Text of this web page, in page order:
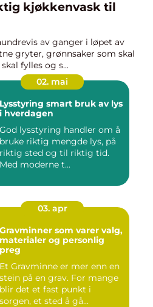
kjøkkenvask til
av ganger i løpet av
gryter, grønnsaker som skal
fylles og s...
02. mai
Lysstyring smart bruk av lys
i hverdagen
God lysstyring handler om å
bruke riktig mengde lys, på
riktig sted og til riktig tid.
Med moderne t...
03. apr
Gravminner som varer valg,
materialer og personlig
preg
Et Gravminne er mer enn en
stein på en grav. For mange
blir det et fast punkt i
sorgen, et sted å gå...